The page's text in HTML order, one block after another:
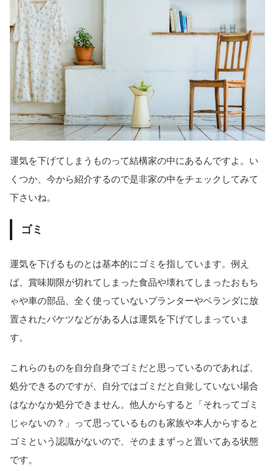
運気を下げてしまうものって結構家の中にあるんですよ。い
くつか、今から紹介するので是非家の中をチェックしてみて
下さいね。
ゴミ
運気を下げるものとは基本的にゴミを指しています。例え
ば、賞味期限が切れてしまった食品や壊れてしまったおもち
ゃや車の部品、全く使っていないプランターやベランダに放
置されたバケツなどがある人は運気を下げてしまっていま
す。
これらのものを自分自身でゴミだと思っているのであれば、
処分できるのですが、自分ではゴミだと自覚していない場合
はなかなか処分できません。他人からすると「それってゴミ
じゃないの？」って思っているものも家族や本人からすると
ゴミという認識がないので、そのままずっと置いてある状態
です。